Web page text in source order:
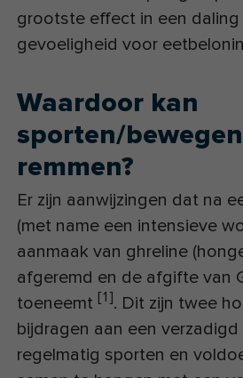
grootste effect in een
gevoeligheid voor
Waardoor kan
sporten/
remmen?
Er zijn aanwijzingen dat na
(met name een intensieve
aanmaak van ghreline
afgeremd en de afgifte van
toeneemt [1]. Dit zijn twee
bijdragen aan een
regelmatig sporten en